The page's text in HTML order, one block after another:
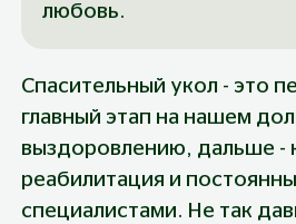
любовь.
Спасительный укол - это
главный этап на нашем
выздоровлению, дальше -
реабилитация и
специалистами. Не так